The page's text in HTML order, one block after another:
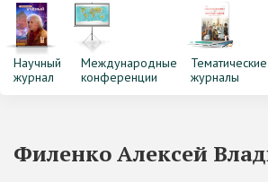
Научный
журнал
Международные
конференции
Тематические
журналы
Филенко Алексей